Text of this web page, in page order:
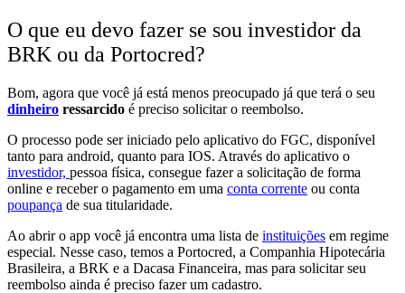
O que eu devo fazer se sou investidor da
BRK ou da Portocred?
Bom, agora que você já está menos preocupado já que terá o seu
dinheiro ressarcido é preciso solicitar o reembolso.
O processo pode ser iniciado pelo aplicativo do FGC, disponível
tanto para android, quanto para IOS. Através do aplicativo o
investidor, pessoa física, consegue fazer a solicitação de forma
online e receber o pagamento em uma conta corrente ou conta
poupança de sua titularidade.
Ao abrir o app você já encontra uma lista de instituições em regime
especial. Nesse caso, temos a Portocred, a Companhia Hipotecária
Brasileira, a BRK e a Dacasa Financeira, mas para solicitar seu
reembolso ainda é preciso fazer um cadastro.